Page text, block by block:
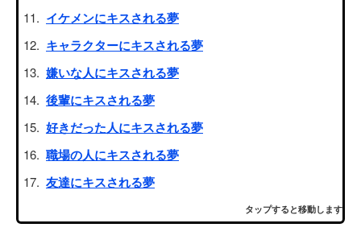
イケメンにキスされる夢
キャラクターにキスされる夢
嫌いな人にキスされる夢
後輩にキスされる夢
好きだった人にキスされる夢
職場の人にキスされる夢
友達にキスされる夢
タップすると移動します